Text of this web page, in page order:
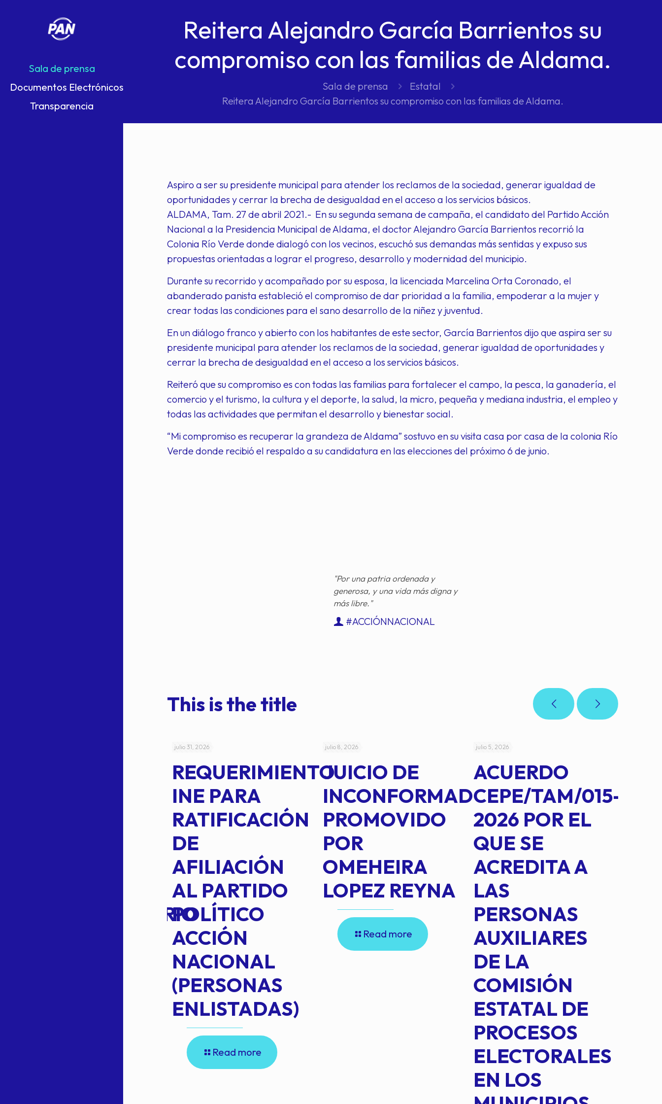
Sala de prensa
Documentos Electrónicos
Transparencia
Reitera Alejandro García Barrientos su
compromiso con las familias de Aldama.
Sala de prensa
Estatal
Reitera Alejandro García Barrientos su compromiso con las familias de Aldama.
Aspiro a ser su presidente municipal para atender los reclamos de la sociedad, generar igualdad de
oportunidades y cerrar la brecha de desigualdad en el acceso a los servicios básicos.
ALDAMA, Tam. 27 de abril 2021.- En su segunda semana de campaña, el candidato del Partido Acción
Nacional a la Presidencia Municipal de Aldama, el doctor Alejandro García Barrientos recorrió la
Colonia Río Verde donde dialogó con los vecinos, escuchó sus demandas más sentidas y expuso sus
propuestas orientadas a lograr el progreso, desarrollo y modernidad del municipio.
Durante su recorrido y acompañado por su esposa, la licenciada Marcelina Orta Coronado, el
abanderado panista estableció el compromiso de dar prioridad a la familia, empoderar a la mujer y
crear todas las condiciones para el sano desarrollo de la niñez y juventud.
En un diálogo franco y abierto con los habitantes de este sector, García Barrientos dijo que aspira ser su
presidente municipal para atender los reclamos de la sociedad, generar igualdad de oportunidades y
cerrar la brecha de desigualdad en el acceso a los servicios básicos.
Reiteró que su compromiso es con todas las familias para fortalecer el campo, la pesca, la ganadería, el
comercio y el turismo, la cultura y el deporte, la salud, la micro, pequeña y mediana industria, el empleo y
todas las actividades que permitan el desarrollo y bienestar social.
“Mi compromiso es recuperar la grandeza de Aldama” sostuvo en su visita casa por casa de la colonia Río
Verde donde recibió el respaldo a su candidatura en las elecciones del próximo 6 de junio.
"Por una patria ordenada y
generosa, y una vida más digna y
más libre."
#ACCIÓNNACIONAL
This is the title
EXTRAORDINARIO
julio 31, 2026
REQUERIMIENTO
INE PARA
RATIFICACIÓN
DE
AFILIACIÓN
AL PARTIDO
POLÍTICO
ACCIÓN
NACIONAL
(PERSONAS
ENLISTADAS)
Read more
julio 8, 2026
JUICIO DE
INCONFORMAD
PROMOVIDO
POR
OMEHEIRA
LOPEZ REYNA
Read more
julio 5, 2026
ACUERDO
CEPE/TAM/015-
2026 POR EL
QUE SE
ACREDITA A
LAS
PERSONAS
AUXILIARES
DE LA
COMISIÓN
ESTATAL DE
PROCESOS
ELECTORALES
EN LOS